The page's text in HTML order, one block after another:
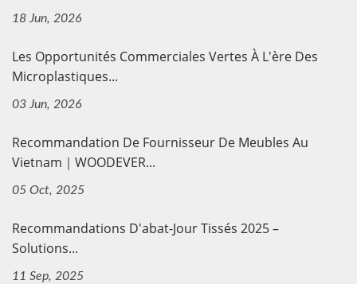
18 Jun, 2026
Les Opportunités Commerciales Vertes À L'ère Des
Microplastiques...
03 Jun, 2026
Recommandation De Fournisseur De Meubles Au
Vietnam｜WOODEVER...
05 Oct, 2025
Recommandations D'abat-Jour Tissés 2025 –
Solutions...
11 Sep, 2025